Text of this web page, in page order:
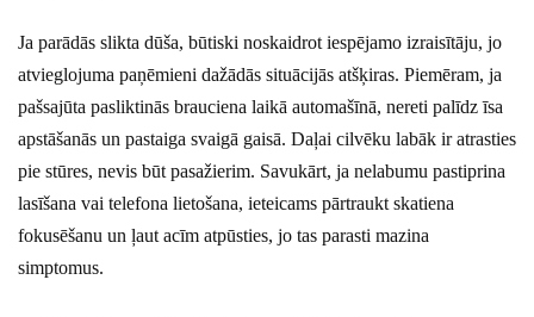
Ja parādās slikta dūša, būtiski noskaidrot iespējamo izraisītāju, jo
atvieglojuma paņēmieni dažādās situācijās atšķiras. Piemēram, ja
pašsajūta pasliktinās brauciena laikā automašīnā, nereti palīdz īsa
apstāšanās un pastaiga svaigā gaisā. Daļai cilvēku labāk ir atrasties
pie stūres, nevis būt pasažierim. Savukārt, ja nelabumu pastiprina
lasīšana vai telefona lietošana, ieteicams pārtraukt skatiena
fokusēšanu un ļaut acīm atpūsties, jo tas parasti mazina
simptomus.